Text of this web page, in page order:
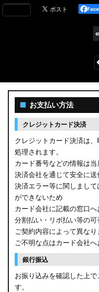
«
■ お支払い方法
クレジットカード決済
クレジットカード決済は
処理されます。
カード番号などの情報は当
決済会社を通じて安全に送
決済エラー等に関しまし
ができないため
カード会社に記載の窓口へ
分割払い・リボ払い等の
ご契約内容によって異なり
ご不明な点はカード会社へ
銀行振込
お振り込みを確認した上
す。